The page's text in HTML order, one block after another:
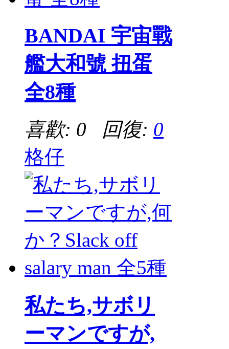
BANDAI 宇宙戰
艦大和號 扭蛋
全8種
喜歡: 0 回復: 0
格仔
私たち,サボリ
ーマンですが,